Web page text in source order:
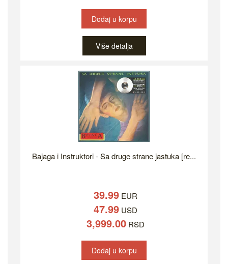
Dodaj u korpu
Više detalja
Bajaga i Instruktori - Sa druge strane jastuka [re...
39.99EUR
47.99USD
3,999.00RSD
Dodaj u korpu